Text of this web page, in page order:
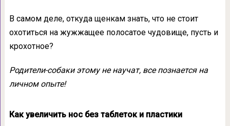
В самом деле, откуда щенкам знать, что не стоит
охотиться на жужжащее полосатое чудовище, пусть и
крохотное?
Родители-собаки этому не научат, все познается на
личном опыте!
Как увеличить нос без таблеток и пластики